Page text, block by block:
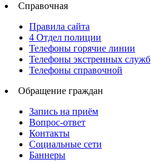
Справочная
Правила сайта
4 Отдел полиции
Телефоны горячие линии
Телефоны экстренных служб
Телефоны справочной
Обращение граждан
Запись на приём
Вопрос-ответ
Контакты
Социальные сети
Баннеры